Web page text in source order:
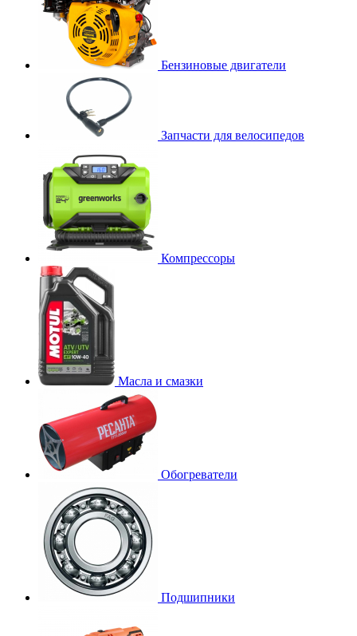
Бензиновые двигатели
Запчасти для велосипедов
Компрессоры
Масла и смазки
Обогреватели
Подшипники